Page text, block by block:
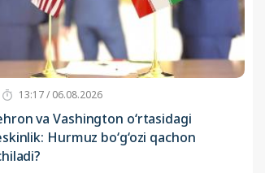
13:17 / 06.08.2026
va Vashington o‘rtasidagi
Hurmuz bo‘g‘ozi qachon